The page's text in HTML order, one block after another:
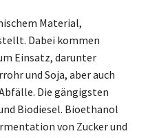
Material,
Dabei kommen
Einsatz, darunter
und Soja, aber auch
Die gängigsten
Biodiesel. Bioethanol
von Zucker und